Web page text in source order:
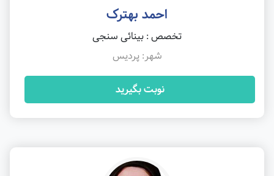
احمد بهترک
تخصص : بینائی سنجی
شهر: پردیس
نوبت بگیرید